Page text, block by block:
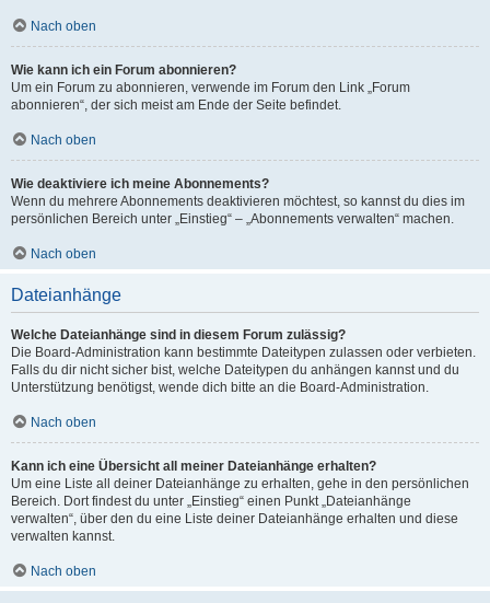
Nach oben
Wie kann ich ein Forum abonnieren?
Um ein Forum zu abonnieren, verwende im Forum den Link „Forum
abonnieren“, der sich meist am Ende der Seite befindet.
Nach oben
Wie deaktiviere ich meine Abonnements?
Wenn du mehrere Abonnements deaktivieren möchtest, so kannst du dies im
persönlichen Bereich unter „Einstieg“ – „Abonnements verwalten“ machen.
Nach oben
Dateianhänge
Welche Dateianhänge sind in diesem Forum zulässig?
Die Board-Administration kann bestimmte Dateitypen zulassen oder verbieten.
Falls du dir nicht sicher bist, welche Dateitypen du anhängen kannst und du
Unterstützung benötigst, wende dich bitte an die Board-Administration.
Nach oben
Kann ich eine Übersicht all meiner Dateianhänge erhalten?
Um eine Liste all deiner Dateianhänge zu erhalten, gehe in den persönlichen
Bereich. Dort findest du unter „Einstieg“ einen Punkt „Dateianhänge
verwalten“, über den du eine Liste deiner Dateianhänge erhalten und diese
verwalten kannst.
Nach oben